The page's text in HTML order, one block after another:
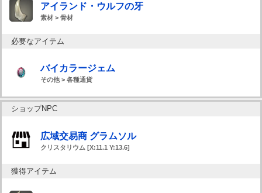
アイランド・ウルフの牙
素材 > 骨材
必要なアイテム
バイカラージェム
その他 > 各種通貨
ショップNPC
広域交易商 グラムソル
クリスタリウム [X:11.1 Y:13.6]
獲得アイテム